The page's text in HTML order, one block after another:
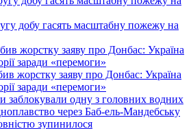
добу гасять масштабну пожежу на
жорстку заяву про Донбас: Україна
заради «перемоги»